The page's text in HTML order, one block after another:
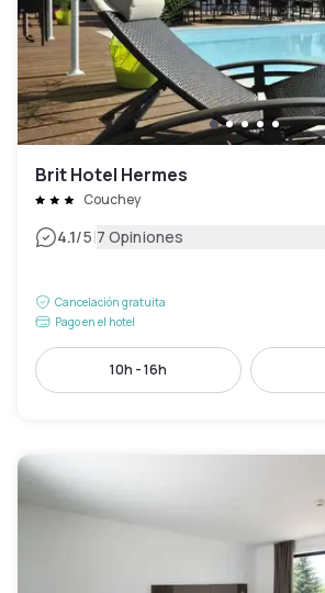
Brit Hotel Hermes
Couchey
4.1/5|7 Opiniones
Cancelación gratuita
Pago en el hotel
10h - 16h